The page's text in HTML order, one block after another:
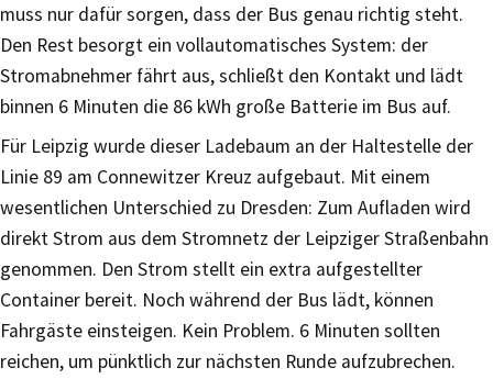
muss nur dafür sorgen, dass der Bus genau richtig steht.
Den Rest besorgt ein vollautomatisches System: der
Stromabnehmer fährt aus, schließt den Kontakt und lädt
binnen 6 Minuten die 86 kWh große Batterie im Bus auf.
Für Leipzig wurde dieser Ladebaum an der Haltestelle der
Linie 89 am Connewitzer Kreuz aufgebaut. Mit einem
wesentlichen Unterschied zu Dresden: Zum Aufladen wird
direkt Strom aus dem Stromnetz der Leipziger Straßenbahn
genommen. Den Strom stellt ein extra aufgestellter
Container bereit. Noch während der Bus lädt, können
Fahrgäste einsteigen. Kein Problem. 6 Minuten sollten
reichen, um pünktlich zur nächsten Runde aufzubrechen.